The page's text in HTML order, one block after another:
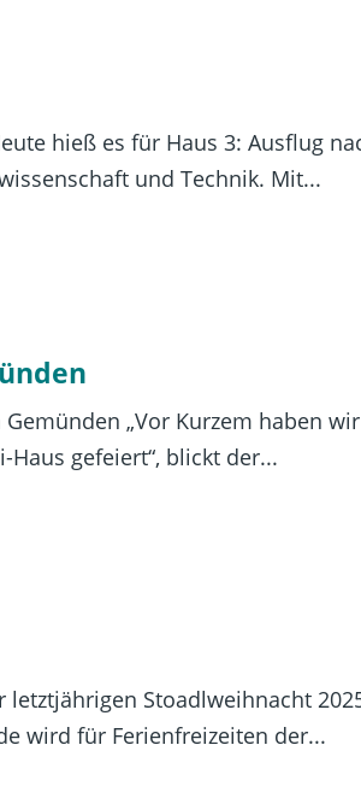
hieß es für Haus 3: Ausflug
und Technik. Mit...
„Vor Kurzem haben
gefeiert“, blickt der...
letztjährigen Stoadlweihnacht
wird für Ferienfreizeiten der...